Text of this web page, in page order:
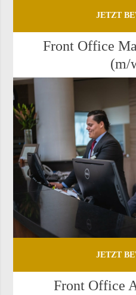
JETZT
Front Of­fice
(m/
JETZT
Front Of­fice